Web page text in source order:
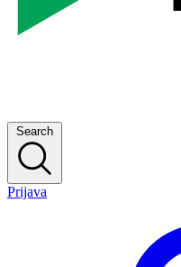
Search
Prijava